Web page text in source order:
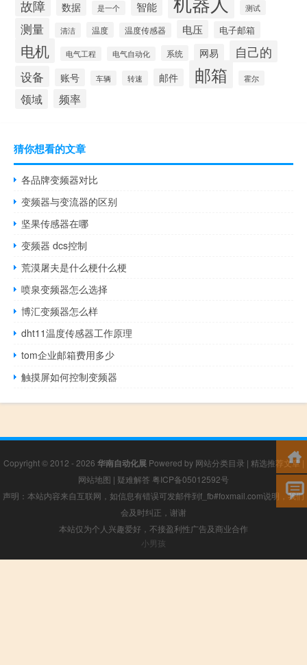
故障 数据 是一个 智能 测试
测量 清洁 温度 温度传感器 电压 电子邮箱
电机 电气工程 电气自动化 系统 网易 自己的
设备 账号 车辆 转速 邮件 邮箱 霍尔
领域 频率
猜你想看的文章
各品牌变频器对比
变频器与变流器的区别
坚果传感器在哪
变频器 dcs控制
荒漠屠夫是什么梗什么梗
喷泉变频器怎么选择
博汇变频器怎么样
dht11温度传感器工作原理
tom企业邮箱费用多少
触摸屏如何控制变频器
Copyright © 2012 - 2026 华南自动化展Powered by 网站分类目录 | 精选推荐文章|
网站地图 | 疑难解答 粤ICP备05012592号
声明：本站内容来自互联网，如信息有错误可发邮件到f_fb#foxmail.com说明，我们
会及时纠正，谢谢
本站仅为个人兴趣爱好，不接盈利性广告及商业合作
小男孩